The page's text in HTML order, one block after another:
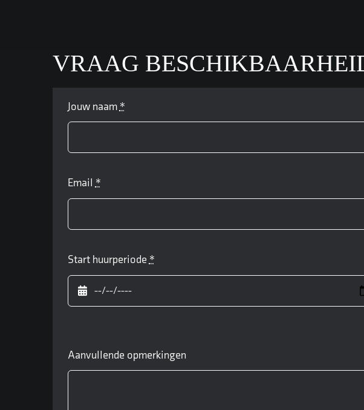
VRAAG
Jouw naam *
Email*
Start huurperiode *
Aanvullende opmerkingen